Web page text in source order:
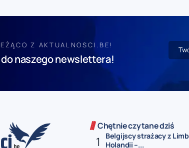
Z AKTUALNOSCI.BE!
naszego newslettera!
Chętnie czytane dziś
Belgijscy strażacy z
Holandii –...